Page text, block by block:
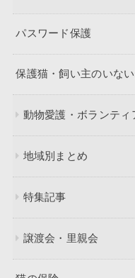
パスワード保護
保護猫・飼い主のいな
動物愛護・ボランティ
地域別まとめ
特集記事
譲渡会・里親会